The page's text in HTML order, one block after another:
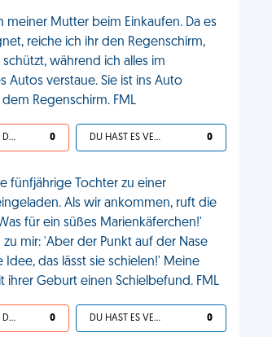
meiner Mutter beim Einkaufen. Da es
reiche ich ihr den Regenschirm,
während ich alles im
Autos verstaue. Sie ist ins Auto
Regenschirm. FML
ICH STIMME ZU, DEIN LEBEN IST SCHEISSE 0 DU HAST ES VERDIENT 0
fünfjährige Tochter zu einer
Als wir ankommen, ruft die
für ein süßes Marienkäferchen!'
mir: 'Aber der Punkt auf der Nase
Idee, das lässt sie schielen!' Meine
ihrer Geburt einen Schielbefund. FML
ICH STIMME ZU, DEIN LEBEN IST SCHEISSE 0 DU HAST ES VERDIENT 0